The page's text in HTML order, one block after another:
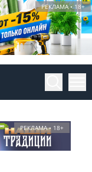
РЕКЛАМА • 18+
РЕКЛАМА • 18+